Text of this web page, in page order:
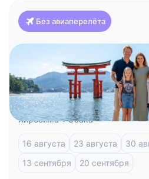
Без авиаперелёта
Япония
Красоты Японии и отдых
Осака)
Токио Фудзи-Кавагучико
Хиросима
Осака
16 августа 23 августа 30
13 сентября
20 сентября